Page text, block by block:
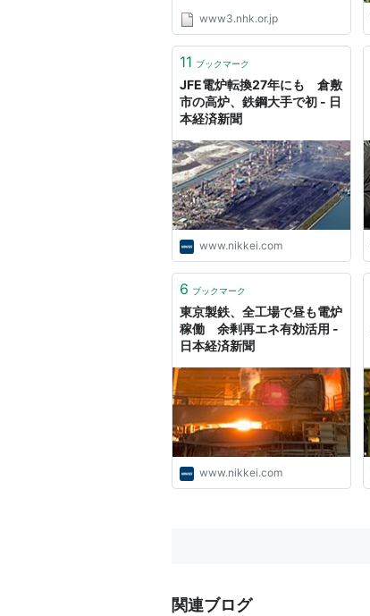
www3.nhk.or.jp
11 ブックマーク
JFE電炉転換27年にも 倉敷
市の高炉、鉄鋼大手で初 - 日
本経済新聞
www.nikkei.com
6 ブックマーク
東京製鉄、全工場で昼も電炉
稼働 余剰再エネ有効活用 -
日本経済新聞
www.nikkei.com
関連ブログ